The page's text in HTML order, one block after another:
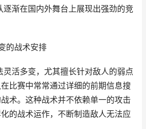
逐渐在国内外舞台上展现出强劲的竞
的战术安排
灵活多变，尤其擅长针对敌人的弱点
比赛中常常通过详细的前期信息搜
术。这种战术并不依赖单一的攻击
的战术运作，不断制造敌人无法应